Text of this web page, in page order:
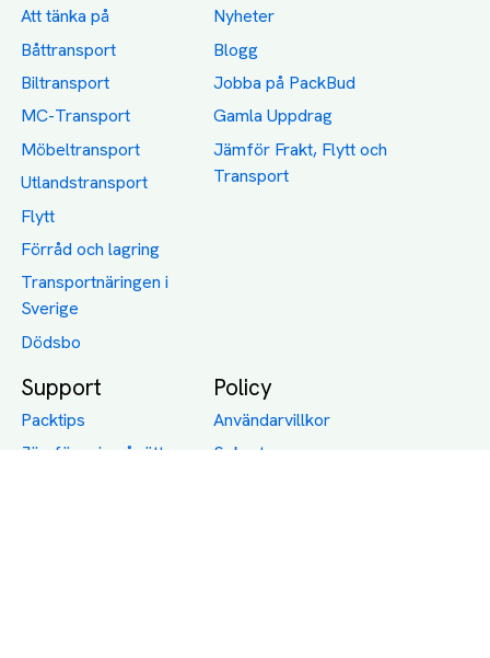
Att tänka på
Båttransport
Biltransport
MC-Transport
Möbeltransport
Utlandstransport
Flytt
Förråd och lagring
Transportnäringen i
Sverige
Dödsbo
Nyheter
Blogg
Jobba på PackBud
Gamla Uppdrag
Jämför Frakt, Flytt och
Transport
Support
Packtips
Jämför pris på rätt
Policy
Användarvillkor
Sekretess